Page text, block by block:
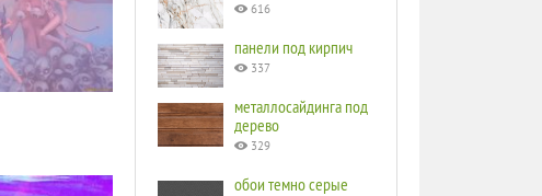
616
панели под кирпич
337
металлосайдинга под
дерево
329
обои темно серые